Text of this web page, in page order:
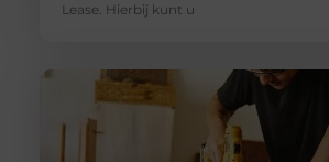
Lease. Hierbij kunt u